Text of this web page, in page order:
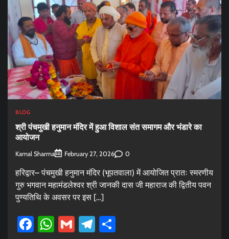
BLOG
श्री पंचमुखी हनुमान मंदिर में हुआ विशाल संत समागम और भंडारे का
आयोजन
Kamal Sharma February 27, 2026 0
हरिद्वार– पंचमुखी हनुमान मंदिर (भूपतवाला) में आयोजित प्रातः स्मरणीय
गुरु भगवान महामंडलेश्वर श्री जानकी दास जी महाराज की द्वितीय पवन
पुण्यतिथि के अवसर पर इस […]
Facebook
WhatsApp
GmailTelegram